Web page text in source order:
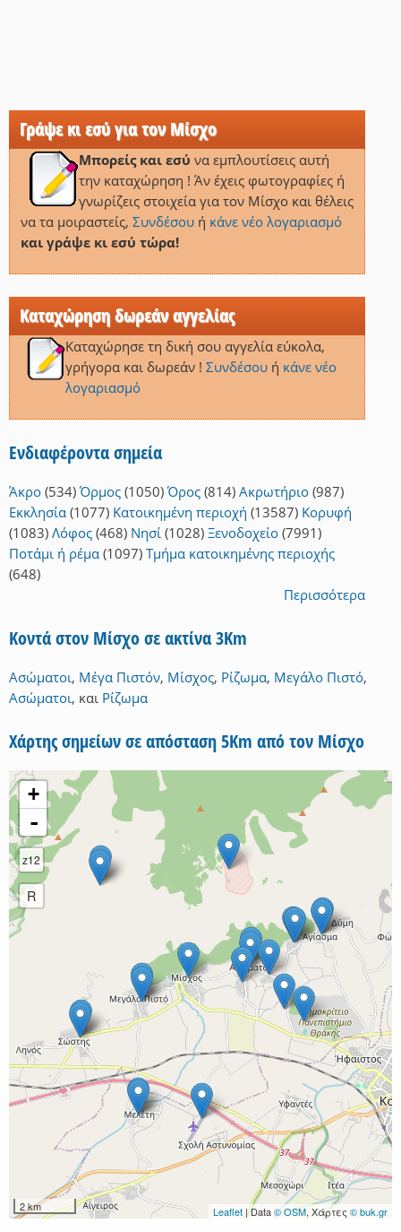
Γράψε κι εσύ για τον Μίσχο
Μπορείς και εσύ να εμπλουτίσεις αυτή
την καταχώρηση ! Άν έχεις φωτογραφίες ή
γνωρίζεις στοιχεία για τον Μίσχο και θέλεις
να τα μοιραστείς, Συνδέσουή κάνε νέο λογαριασμό
και γράψε κι εσύ τώρα!
Καταχώρηση δωρεάν αγγελίας
Καταχώρησε τη δική σου αγγελία εύκολα,
γρήγορα και δωρεάν ! Συνδέσουή κάνε νέο
λογαριασμό
Ενδιαφέροντα σημεία
Άκρο (534) Όρμος (1050) Όρος (814) Ακρωτήριο (987)
Εκκλησία (1077) Κατοικημένη περιοχή (13587) Κορυφή
(1083) Λόφος (468) Νησί (1028) Ξενοδοχείο (7991)
Ποτάμι ή ρέμα (1097) Τμήμα κατοικημένης περιοχής
(648)
Περισσότερα
Κοντά στον Μίσχο σε ακτίνα 3Km
Ασώματοι, Μέγα Πιστόν, Μίσχος, Ρίζωμα, Μεγάλο Πιστό,
Ασώματοι, και Ρίζωμα
Χάρτης σημείων σε απόσταση 5Km από τον Μίσχο
+
-
z12
R
2 km Leaflet| Data© OSM, Χάρτες © buk.gr